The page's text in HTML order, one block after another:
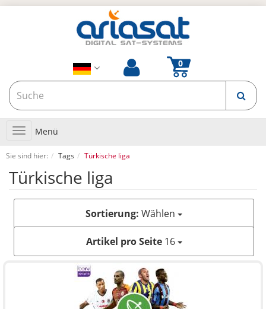
Toggle
navigation
Menü
Sie sind hier: Tags Türkische liga
Türkische liga
Sortierung: Wählen
Artikel pro Seite16